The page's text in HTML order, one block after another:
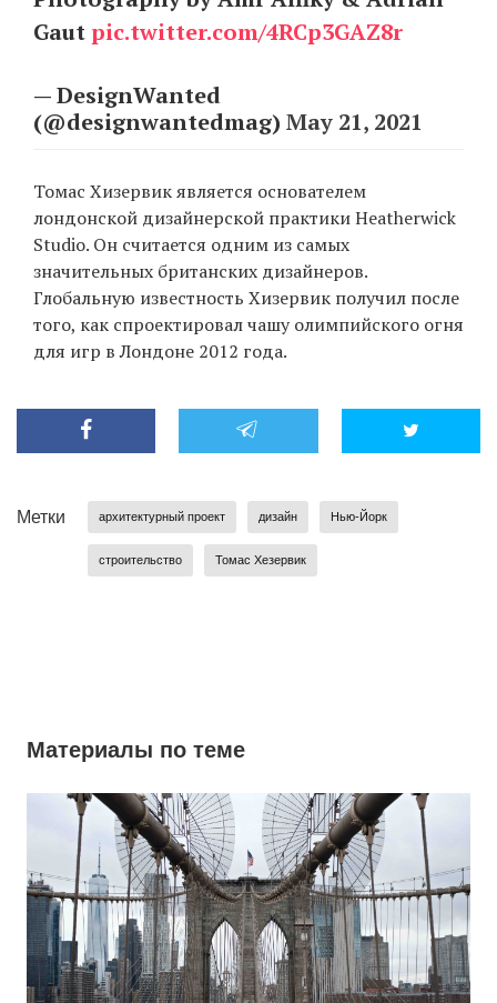
Gautpic.twitter.com/4RCp3GAZ8r
— DesignWanted
(@designwantedmag) May 21, 2021
Томас Хизервик является основателем
лондонской дизайнерской практики Heatherwick
Studio. Он считается одним из самых
значительных британских дизайнеров.
Глобальную известность Хизервик получил после
того, как спроектировал чашу олимпийского огня
для игр в Лондоне 2012 года.
Метки архитектурный проект дизайн Нью-Йорк
строительство Томас Хезервик
Материалы по теме